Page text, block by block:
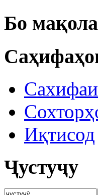
Бо
Иқтисод
Ҷустуҷу